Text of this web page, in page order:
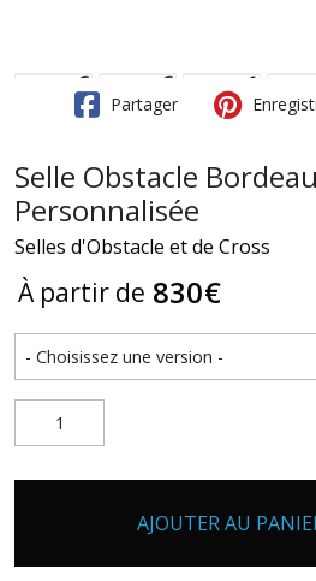
Partager
Selle Obstacle
Personnalisée
Selles d'Obstacle et de Cross
À partir de 830€
AJOUTER AU